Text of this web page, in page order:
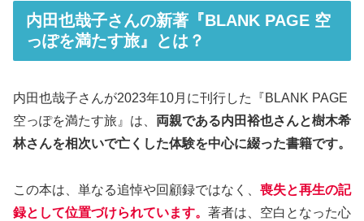
内田也哉子さんの新著『BLANK PAGE 空
っぽを満たす旅』とは？
内田也哉子さんが2023年10月に刊行した『BLANK PAGE
空っぽを満たす旅』は、 両親である内田裕也さんと樹木希
林さんを相次いで亡くした体験を中心に綴った書籍です。
この本は、単なる追悼や回顧録ではなく、 喪失と再生の記
録として位置づけられています。 著者は、空白となった心